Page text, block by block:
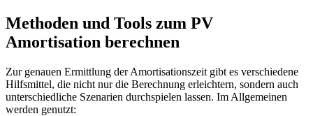
Methoden und Tools zum PV
Amortisation berechnen
Zur genauen Ermittlung der Amortisationszeit gibt es verschiedene
Hilfsmittel, die nicht nur die Berechnung erleichtern, sondern auch
unterschiedliche Szenarien durchspielen lassen. Im Allgemeinen
werden genutzt: